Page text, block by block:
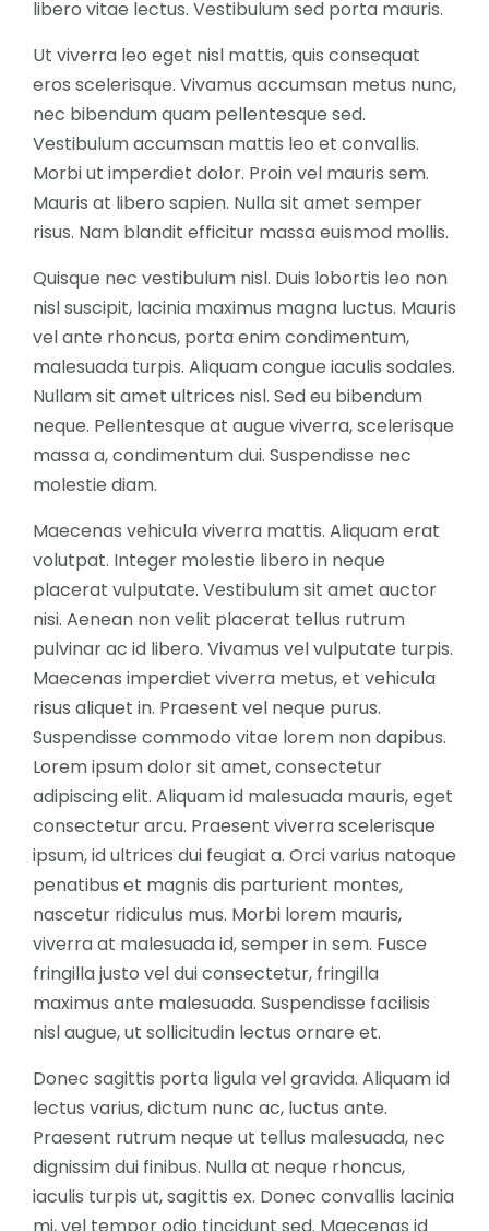
libero vitae lectus. Vestibulum sed porta mauris.
Ut viverra leo eget nisl mattis, quis consequat
eros scelerisque. Vivamus accumsan metus nunc,
nec bibendum quam pellentesque sed.
Vestibulum accumsan mattis leo et convallis.
Morbi ut imperdiet dolor. Proin vel mauris sem.
Mauris at libero sapien. Nulla sit amet semper
risus. Nam blandit efficitur massa euismod mollis.
Quisque nec vestibulum nisl. Duis lobortis leo non
nisl suscipit, lacinia maximus magna luctus. Mauris
vel ante rhoncus, porta enim condimentum,
malesuada turpis. Aliquam congue iaculis sodales.
Nullam sit amet ultrices nisl. Sed eu bibendum
neque. Pellentesque at augue viverra, scelerisque
massa a, condimentum dui. Suspendisse nec
molestie diam.
Maecenas vehicula viverra mattis. Aliquam erat
volutpat. Integer molestie libero in neque
placerat vulputate. Vestibulum sit amet auctor
nisi. Aenean non velit placerat tellus rutrum
pulvinar ac id libero. Vivamus vel vulputate turpis.
Maecenas imperdiet viverra metus, et vehicula
risus aliquet in. Praesent vel neque purus.
Suspendisse commodo vitae lorem non dapibus.
Lorem ipsum dolor sit amet, consectetur
adipiscing elit. Aliquam id malesuada mauris, eget
consectetur arcu. Praesent viverra scelerisque
ipsum, id ultrices dui feugiat a. Orci varius natoque
penatibus et magnis dis parturient montes,
nascetur ridiculus mus. Morbi lorem mauris,
viverra at malesuada id, semper in sem. Fusce
fringilla justo vel dui consectetur, fringilla
maximus ante malesuada. Suspendisse facilisis
nisl augue, ut sollicitudin lectus ornare et.
Donec sagittis porta ligula vel gravida. Aliquam id
lectus varius, dictum nunc ac, luctus ante.
Praesent rutrum neque ut tellus malesuada, nec
dignissim dui finibus. Nulla at neque rhoncus,
iaculis turpis ut, sagittis ex. Donec convallis lacinia
mi, vel tempor odio tincidunt sed. Maecenas id